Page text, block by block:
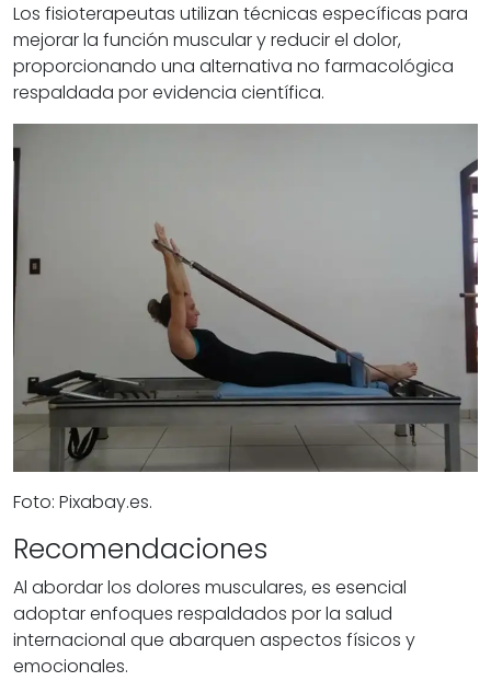
Los fisioterapeutas utilizan técnicas específicas para
mejorar la función muscular y reducir el dolor,
proporcionando una alternativa no farmacológica
respaldada por evidencia científica.
Foto: Pixabay.es.
Recomendaciones
Al abordar los dolores musculares, es esencial
adoptar enfoques respaldados por la salud
internacional que abarquen aspectos físicos y
emocionales.